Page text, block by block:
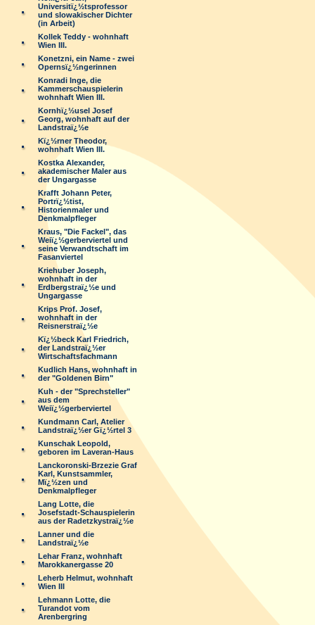
Universitï¿½tsprofessor
und slowakischer Dichter
(in Arbeit)
Kollek Teddy - wohnhaft
Wien III.
Konetzni, ein Name - zwei
Opernsï¿½ngerinnen
Konradi Inge, die
Kammerschauspielerin
wohnhaft Wien III.
Kornhï¿½usel Josef
Georg, wohnhaft auf der
Landstraï¿½e
Kï¿½rner Theodor,
wohnhaft Wien III.
Kostka Alexander,
akademischer Maler aus
der Ungargasse
Krafft Johann Peter,
Portrï¿½tist,
Historienmaler und
Denkmalpfleger
Kraus, "Die Fackel", das
Weiï¿½gerberviertel und
seine Verwandtschaft im
Fasanviertel
Kriehuber Joseph,
wohnhaft in der
Erdbergstraï¿½e und
Ungargasse
Krips Prof. Josef,
wohnhaft in der
Reisnerstraï¿½e
Kï¿½beck Karl Friedrich,
der Landstraï¿½er
Wirtschaftsfachmann
Kudlich Hans, wohnhaft in
der "Goldenen Birn"
Kuh - der "Sprechsteller"
aus dem
Weiï¿½gerberviertel
Kundmann Carl, Atelier
Landstraï¿½er Gï¿½rtel 3
Kunschak Leopold,
geboren im Laveran-Haus
Lanckoronski-Brzezie Graf
Karl, Kunstsammler,
Mï¿½zen und
Denkmalpfleger
Lang Lotte, die
Josefstadt-Schauspielerin
aus der Radetzkystraï¿½e
Lanner und die
Landstraï¿½e
Lehar Franz, wohnhaft
Marokkanergasse 20
Leherb Helmut, wohnhaft
Wien III
Lehmann Lotte, die
Turandot vom
Arenbergring